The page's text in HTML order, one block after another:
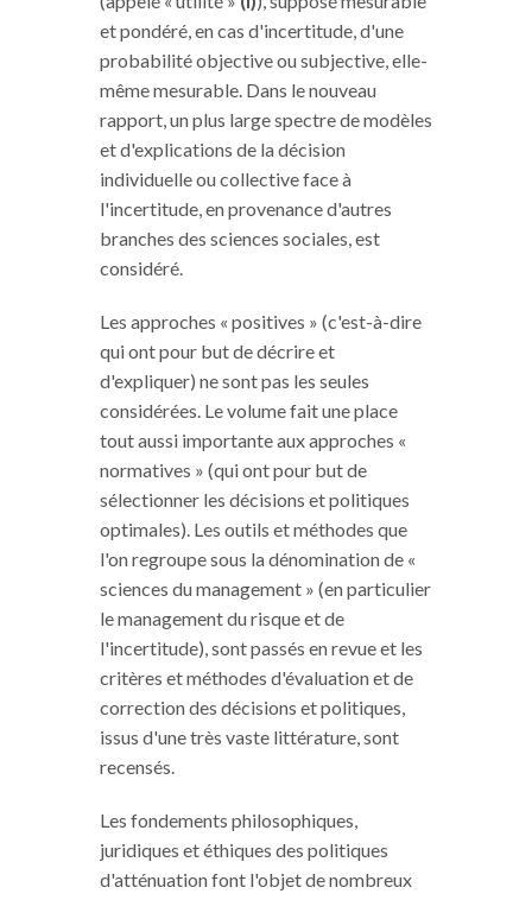
et pondéré, en cas d'incertitude, d'une
probabilité objective ou subjective, elle-
même mesurable. Dans le nouveau
rapport, un plus large spectre de modèles
et d'explications de la décision
individuelle ou collective face à
l'incertitude, en provenance d'autres
branches des sciences sociales, est
considéré.
Les approches « positives » (c'est-à-dire
qui ont pour but de décrire et
d'expliquer) ne sont pas les seules
considérées. Le volume fait une place
tout aussi importante aux approches «
normatives » (qui ont pour but de
sélectionner les décisions et politiques
optimales). Les outils et méthodes que
l'on regroupe sous la dénomination de «
sciences du management » (en particulier
le management du risque et de
l'incertitude), sont passés en revue et les
critères et méthodes d'évaluation et de
correction des décisions et politiques,
issus d'une très vaste littérature, sont
recensés.
Les fondements philosophiques,
juridiques et éthiques des politiques
d'atténuation font l'objet de nombreux